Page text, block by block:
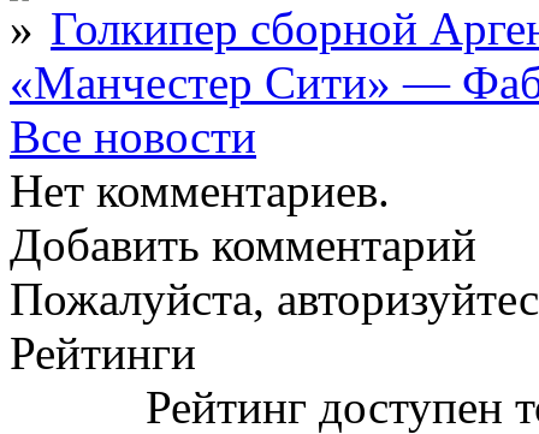
Голкипер сборной
«Манчестер Сити» —
Все новости
Нет комментариев.
Добавить комментарий
Пожалуйста,
Рейтинги
Рейтинг доступен